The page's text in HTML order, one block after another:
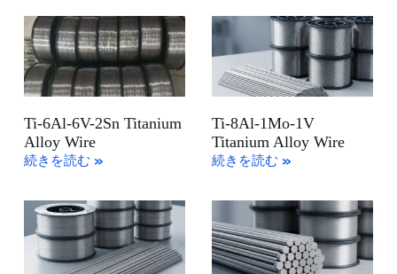
Ti-6Al-6V-2Sn Titanium
Alloy Wire
続きを読む »
Ti-8Al-1Mo-1V
Titanium Alloy Wire
続きを読む »